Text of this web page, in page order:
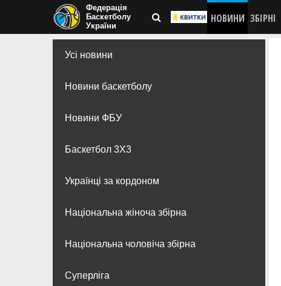
Федерація
Баскетболу
України
НОВИНИ ЗБІРНІ
Усі новини
Новини баскетболу
Новини ФБУ
Баскетбол 3Х3
Українці за кордоном
Національна жіноча збірна
Національна чоловіча збірна
Суперліга